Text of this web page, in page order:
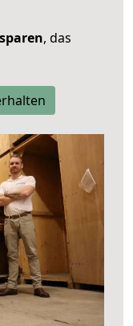
, das